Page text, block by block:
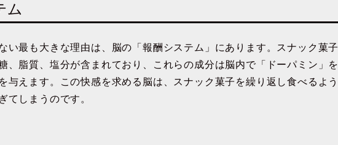
ム
い最も大きな理由は、脳の 「報酬システム」 にあります。スナック菓子
、脂質、塩分が含まれており、これらの成分は 脳内で「ドーパミン」を
与えます 。この快感を求める脳は、スナック菓子を繰り返し食べるよう
てしまうのです。